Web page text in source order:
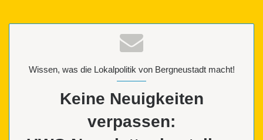
Wissen, was die Lokalpolitik von Bergneustadt macht!
Keine Neuigkeiten
verpassen: